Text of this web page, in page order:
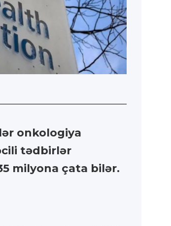
onkologiya
tədbirlər
milyona çata bilər.